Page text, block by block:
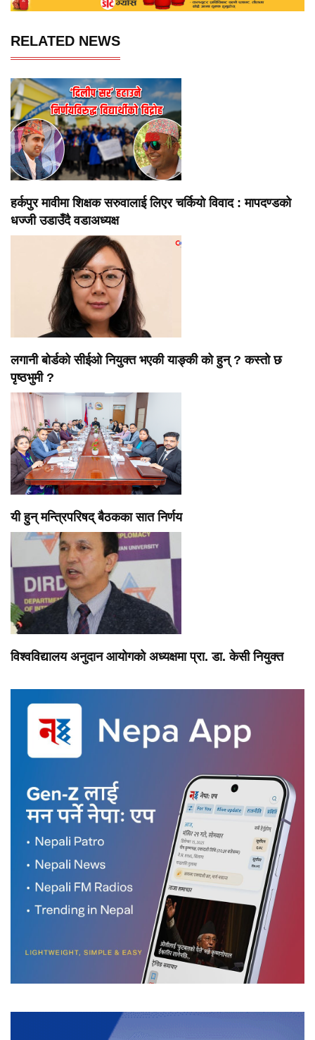
RELATED NEWS
हर्कपुर मावीमा शिक्षक सरुवालाई लिएर चर्कियो विवाद : मापदण्डको
धज्जी उडाउँदै वडाअध्यक्ष
लगानी बोर्डको सीईओ नियुक्त भएकी याङ्की को हुन् ? कस्तो छ
पृष्ठभुमी ?
यी हुन् मन्त्रिपरिषद् बैठकका सात निर्णय
विश्वविद्यालय अनुदान आयोगको अध्यक्षमा प्रा. डा. केसी नियुक्त